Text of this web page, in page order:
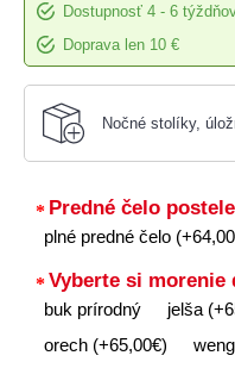
Dostupnosť 4 - 6
Doprava len 10 €
Nočné stolíky,
Predné čelo postele
plné predné čelo
Vyberte si morenie
buk prírodný jelša
orech (+65,00€)